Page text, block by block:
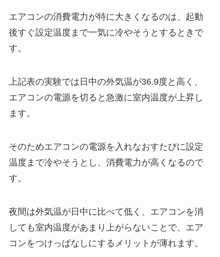
エアコンの消費電力が特に大きくなるのは、起動
後すぐ設定温度まで一気に冷やそうとするときで
す。
上記表の実験では日中の外気温が36.9度と高く、
エアコンの電源を切ると急激に室内温度が上昇し
ます。
そのためエアコンの電源を入れなおすたびに設定
温度まで冷やそうとし、消費電力が高くなるので
す。
夜間は外気温が日中に比べて低く、エアコンを消
しても室内温度があまり上がらないことで、エア
コンをつけっぱなしにするメリットが薄れます。